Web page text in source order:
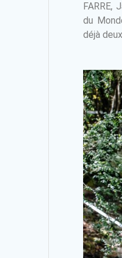
FARRE,
du
déjà